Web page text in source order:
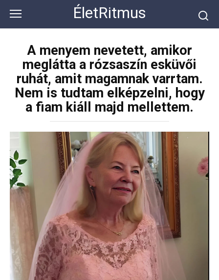
контенту
ÉletRitmus
A menyem nevetett, amikor
meglátta a rózsaszín esküvői
ruhát, amit magamnak varrtam.
Nem is tudtam elképzelni, hogy
a fiam kiáll majd mellettem.